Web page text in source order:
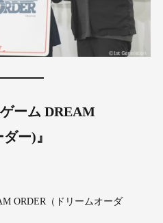
ーム DREAM
ー)』
ORDER（ドリームオーダ